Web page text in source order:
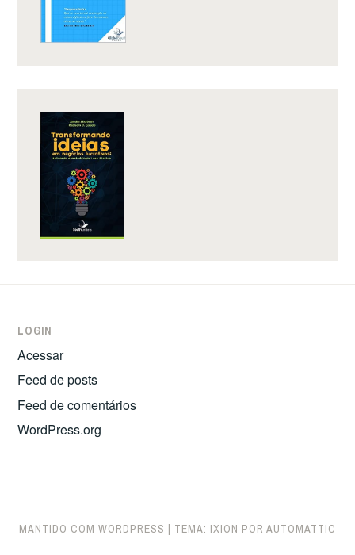
LOGIN
Acessar
Feed de posts
Feed de comentários
WordPress.org
MANTIDO COM WORDPRESS | TEMA: IXION POR AUTOMATTIC